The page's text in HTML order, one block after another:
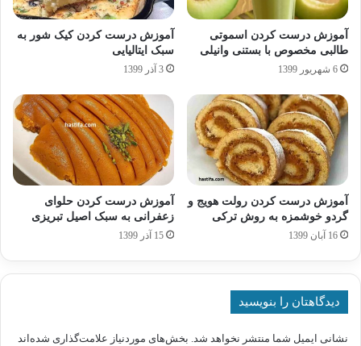
آموزش درست کردن اسموتی
طالبی مخصوص با بستنی وانیلی
6 شهریور 1399
آموزش درست کردن کیک شور به
سبک ایتالیایی
3 آذر 1399
آموزش درست کردن رولت هویج و
گردو خوشمزه به روش ترکی
16 آبان 1399
آموزش درست کردن حلوای
زعفرانی به سبک اصیل تبریزی
15 آذر 1399
دیدگاهتان را بنویسید
نشانی ایمیل شما منتشر نخواهد شد. بخش‌های موردنیاز علامت‌گذاری شده‌اند